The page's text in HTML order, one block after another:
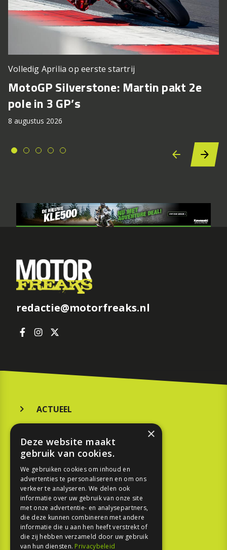
Volledig Aprilia op eerste startrij
MotoGP Silverstone: Martin pakt 2e
pole in 3 GP’s
8 augustus 2026
redactie@motorfreaks.nl
ACTUEEL
KOOPGIDS
TESTEN
SPORT
REPORTAGE
TOUREN
×
Deze website maakt
gebruik van cookies.
We gebruiken cookies om inhoud en
advertenties te personaliseren en om ons
verkeer te analyseren. We delen ook
informatie over uw gebruik van onze site
met onze advertentie- en analysepartners,
die deze kunnen combineren met andere
informatie die u aan hen heeft verstrekt of
die zij hebben verzameld door uw gebruik
van hun diensten. Privacybeleid